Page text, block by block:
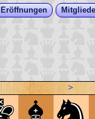
Eröffnungen
>